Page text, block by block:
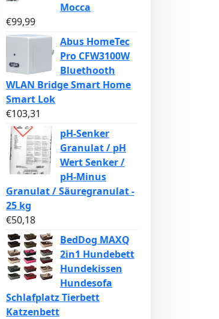
Mocca
€99,99
Abus HomeTec
Pro CFW3100W
Bluethooth
WLAN Bridge Smart Home
Smart Lok
€103,31
pH-Senker
Granulat / pH
Wert Senker /
pH-Minus
Granulat / Säuregranulat -
25 kg
€50,18
BedDog MAXQ
2in1 Hundebett
Hundekissen
Hundesofa
Schlafplatz Tierbett
Katzenbett